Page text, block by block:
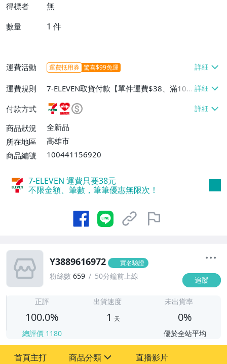
得標者 無
數量 1 件
運費活動 運費抵用券 驚喜$99免運
運費規則
7-ELEVEN取貨付款【單件運費$38、滿100
件或消費滿$1000000免運費】、7-ELEVEN
取貨不付款【單件運費$38】、萊爾富取貨
付款【單件運費$60、滿50件或消費滿$30
0000免運費】、郵局掛號【單件運費$50、
付款方式
商品狀況
全新品
所在地區
高雄市
商品編號
100441156920
7-ELEVEN 運費只要38元
不限金額、筆數，筆筆優惠無限次！
Y3889616972 實名驗證
粉絲數 659 50分鐘前上線 追蹤
正評
100.0%
總評價 1180
出貨速度
1 天
未出貨率
0%
優於全站平均
首頁主打 商品分類 直播影片